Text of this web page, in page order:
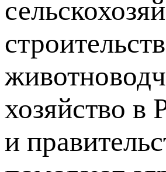
хозяйство в
и